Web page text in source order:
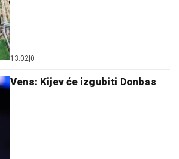
13:02 0
Vens: Kijev će izgubiti Donbas